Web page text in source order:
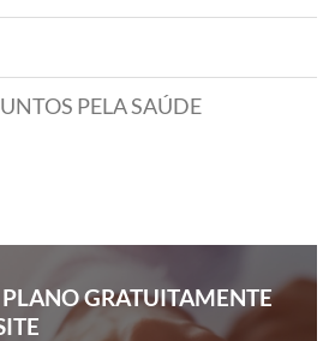
PELA SAÚDE
GRATUITAMENTE